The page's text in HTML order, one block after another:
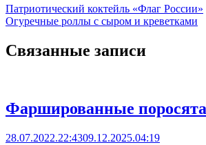
Патриотический коктейль «Флаг России»
Огуречные роллы с сыром и креветками
Связанные записи
Фаршированные
28.07.2022.22:4309.12.2025.04:19